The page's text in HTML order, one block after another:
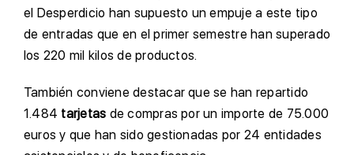
el Desperdicio han supuesto un empuje a este tipo
de entradas que en el primer semestre han superado
los 220 mil kilos de productos.
También conviene destacar que se han repartido
1.484 tarjetas de compras por un importe de 75.000
euros y que han sido gestionadas por 24 entidades